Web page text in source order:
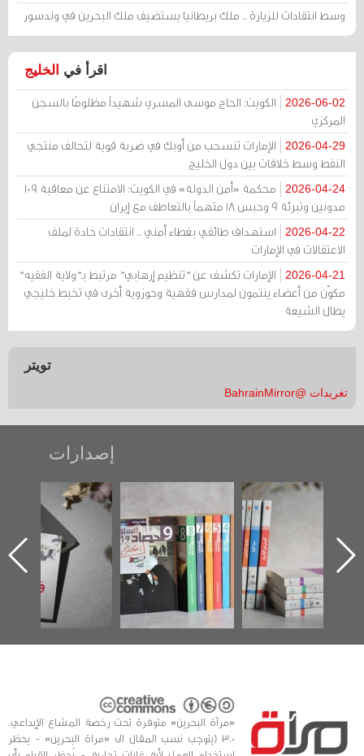
وسط انتقادات للزيارة .. ملك بريطانيا يستضيف ملك البحرين في وندسور
اقرأ في الخليج
2026-06-02
الكويت: الحاج موسى المسري شهيداً مظلومًا بالسجن
المركزي
2026-04-29
الإمارات تنسحب من أوبك في ضربة قوية لتحالف منتجي
النفط وسط خلافات بين دول الخليج
2026-04-24
محكمة «أمن الدولة» في الكويت: الامتناع عن معاقبة 109
مدونين وتبرئة 9 وحبس 18 متهماً بالتعاطف مع إيران
2026-04-22
استهداف طائفي بغطاء أمني .. انتقادات حادة لملف
الاعتقالات في الإمارات
2026-04-21
الإمارات تكشف عن "تنظيم إرهابي" مرتبط بـ"ولاية الفقيه"
مكوّن من أعضاء ينتمون لمدارس فقهية وحوزوية أخرى في تخبط خليجي
يطال الشيعة
تويتر
تغريدات @BahrainMirror
إصدارات
تصنيف موضوعي
للوثائق البريطانية
يقدمه «مركز أوال»
في سلسلة من 5
كتب
تصدر حصاد
الساحات 2019
«وطن عكر» رواية
جديدة لمعتقل
عسكري تصدر عن
«مرآة البحرين»
«مرآة البحرين» متوفرة تحت رخصة المشاع الإبداعي،
3.0 (يتوجب نسب المقال الى «مراة البحرين» - يحظر